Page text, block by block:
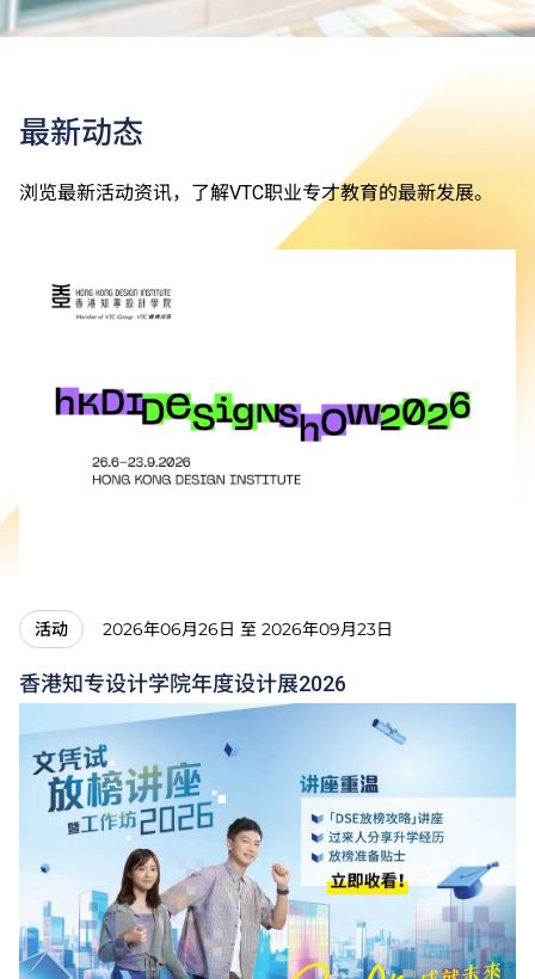
最新动态
浏览最新活动资讯，了解VTC职业专才教育的最新发展。
活动 2026年06月26日 至 2026年09月23日
香港知专设计学院年度设计展2026